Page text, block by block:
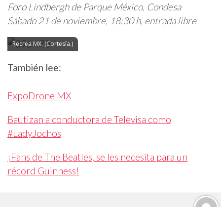
Foro Lindbergh de Parque México, Condesa
Sábado 21 de noviembre, 18:30 h, entrada libre
Recrea MX. (Cortesía.)
También lee:
ExpoDrone MX
Bautizan a conductora de Televisa como
#LadyJochos
¡Fans de The Beatles, se les necesita para un
récord Guinness!